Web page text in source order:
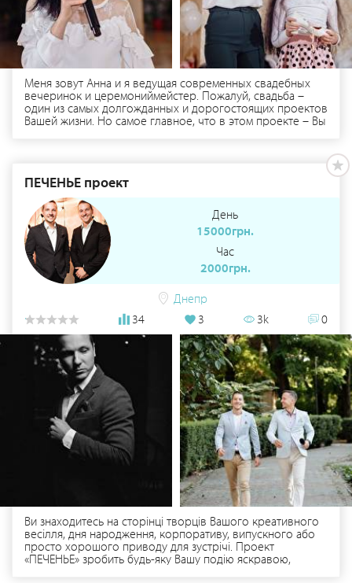
Меня зовут Анна и я ведущая современных свадебных
вечеринок и церемониймейстер. Пожалуй, свадьба –
один из самых долгожданных и дорогостоящих проектов
Вашей жизни. Но самое главное, что в этом проекте – Вы
на ошибку! Обеспечу высокий уровень проведения
мероприятия, супер эмоции, массу незабываемых
впечатлений и трогательных моментов, а вы будете
наслаждаться атмосферой праздника. Я работаю в паре с
ди-джеем который предоставляет музыкальную
аппаратуру, светомузыку, дым машину, проектор!)
Приглашаю вас ознакомиться с моей анкетой и
страничкой Инстаграм) И жду от Вас ответа) С Ув.
Ведущая Анна Никитина ❤️
ПЕЧЕНЬЕ проект
День
15000грн.
Час
2000грн.
Днепр
34
3 3k 0
Ви знаходитесь на сторінці творців Вашого креативного
весілля, дня народження, корпоративу, випускного або
просто хорошого приводу для зустрічі. Проект
«ПЕЧЕНЬЕ» зробить будь-яку Вашу подію яскравою,